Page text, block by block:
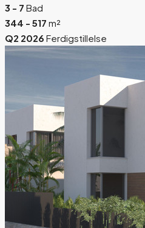
3 - 7 Bad
344 - 517 m²
Q2 2026 Ferdigstillelse